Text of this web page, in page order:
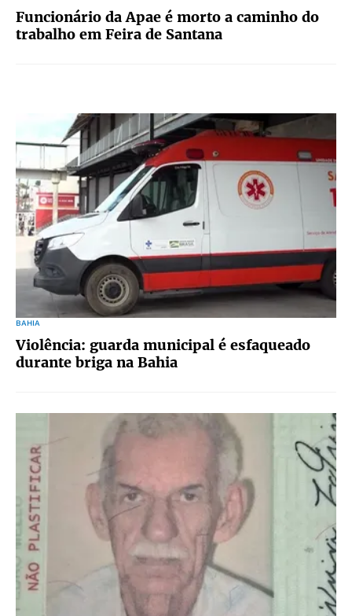
Funcionário da Apae é morto a caminho do
trabalho em Feira de Santana
BAHIA
Violência: guarda municipal é esfaqueado
durante briga na Bahia